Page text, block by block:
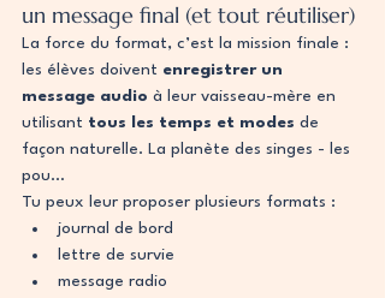
un message final (et tout réutiliser)
La force du format, c’est la mission finale :
les élèves doivent enregistrer un
message audio à leur vaisseau-mère en
utilisant tous les temps et modes de
façon naturelle. La planète des singes - les
pou…
Tu peux leur proposer plusieurs formats :
journal de bord
lettre de survie
message radio